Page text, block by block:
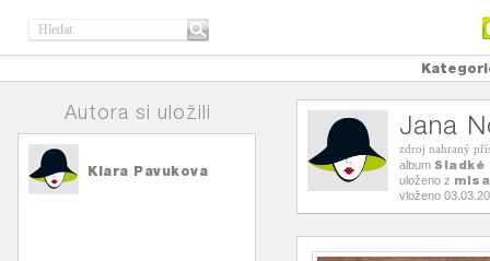
Autora si uložili
Klara Pavukova
Jana
zdroj nahraný
album Sladké
uloženo z
vloženo